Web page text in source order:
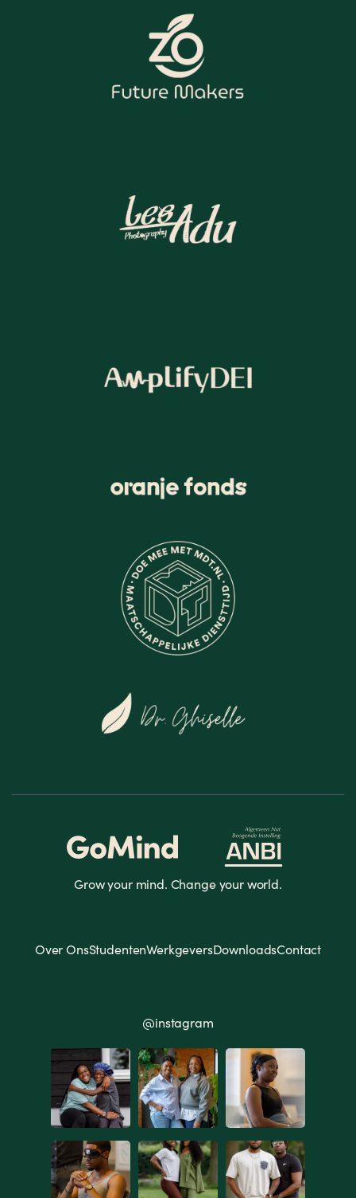
Grow your mind. Change your world.
Over OnsStudentenWerkgeversDownloadsContact
@instagram